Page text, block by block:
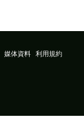
媒体資料
利用規約